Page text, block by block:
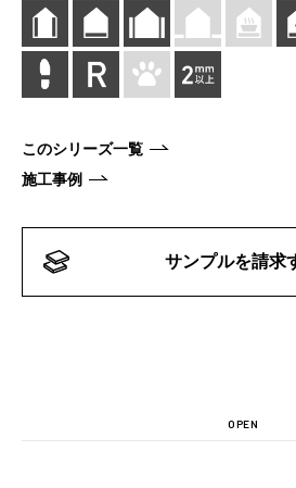
このシリーズ一覧
施工事例
サンプルを請求
OPEN